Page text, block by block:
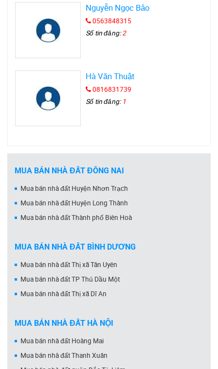
Nguyễn Ngọc Bảo
0563848315
Số tin đăng:2
Hà Văn Thuật
0816831739
Số tin đăng: 1
MUA BÁN NHÀ ĐẤT ĐỒNG NAI
Mua bán nhà đất Huyện Nhơn Trạch
Mua bán nhà đất Huyện Long Thành
Mua bán nhà đất Thành phố Biên Hoà
MUA BÁN NHÀ ĐẤT BÌNH DƯƠNG
Mua bán nhà đất Thị xã Tân Uyên
Mua bán nhà đất TP Thủ Dầu Một
Mua bán nhà đất Thị xã Dĩ An
MUA BÁN NHÀ ĐẤT HÀ NỘI
Mua bán nhà đất Hoàng Mai
Mua bán nhà đất Thanh Xuân